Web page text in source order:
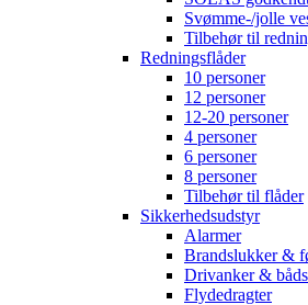
Svømme-/jolle
Tilbehør til
Redningsflåder
10 personer
12 personer
12-20 personer
4 personer
6 personer
8 personer
Tilbehør til flåder
Sikkerhedsudstyr
Alarmer
Brandslukker &
Drivanker &
Flydedragter